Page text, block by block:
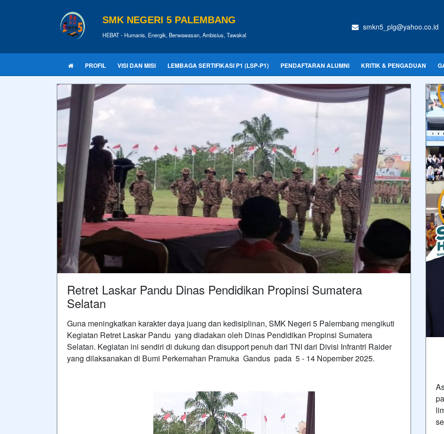
SMK NEGERI 5 PALEMBANG
HEBAT - Humanis, Energik, Berwawasan, Ambisius, Tawakal
smkn5_plg@yahoo.co.id
PROFIL VISI DAN MISI LEMBAGA SERTIFIKASI P1 (LSP-P1) PENDAFTARAN ALUMNI KRITIK & PENGADUAN
Retret Laskar Pandu Dinas Pendidikan Propinsi Sumatera
Selatan
Guna meningkatkan karakter daya juang dan kedisiplinan, SMK Negeri 5 Palembang mengikuti
Kegiatan Retret Laskar Pandu yang diadakan oleh Dinas Pendidikan Propinsi Sumatera
Selatan. Kegiatan ini sendiri di dukung dan disupport penuh dari TNI dari Divisi Infrantri Raider
yang dilaksanakan di Bumi Perkemahan Pramuka Gandus pada 5 - 14 Nopember 2025.